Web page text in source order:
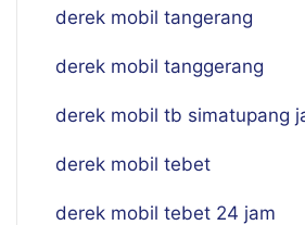
derek mobil tangerang
derek mobil tanggerang
derek mobil tb simatupang
derek mobil tebet
derek mobil tebet 24 jam